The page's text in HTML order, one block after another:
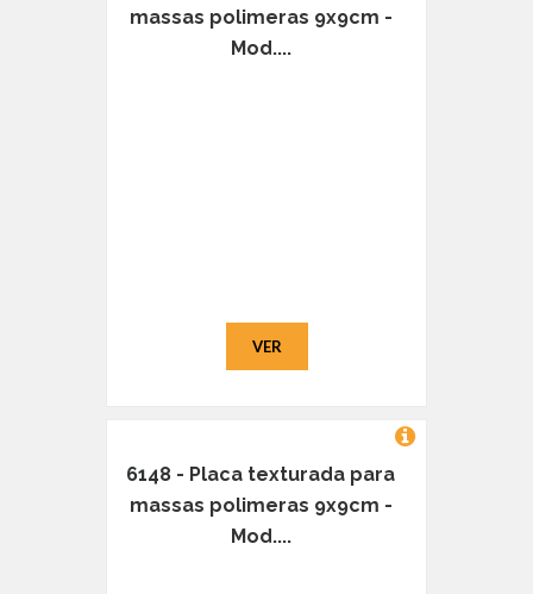
massas polimeras 9x9cm -
Mod....
VER
6148 - Placa texturada para
massas polimeras 9x9cm -
Mod....